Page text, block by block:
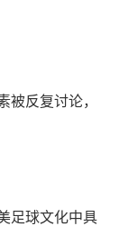
反复讨论，
足球文化中具